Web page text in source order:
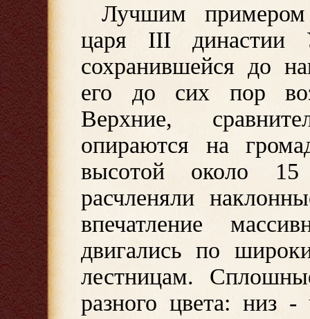
Лучшим примером
царя III династии
сохранившейся до
его до сих пор
Верхние,
опираются на
высотой около
расчленяли
впечатление
двигались по
лестницам.
разного цвета: низ